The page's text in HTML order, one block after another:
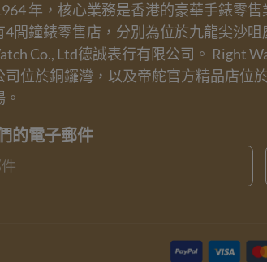
年，核心業務是香港的豪華手錶零
4間鐘錶零售店，分別為位於九龍尖沙
Co., Ltd德誠表行有限公司。 Right
司位於銅鑼灣，以及帝舵官方精品店位
的電子郵件